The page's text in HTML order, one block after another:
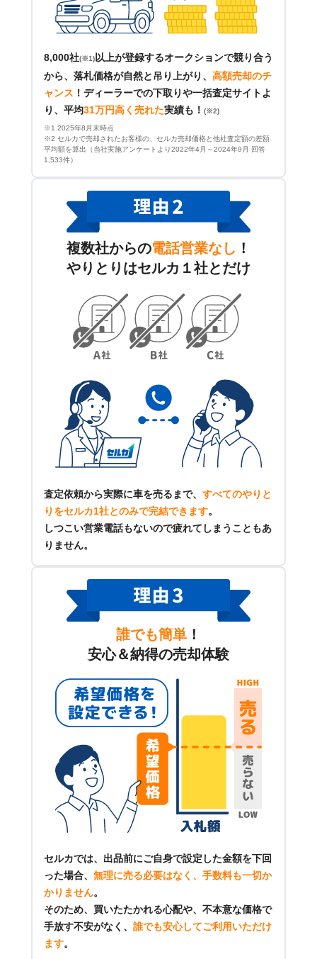
8,000社(※1) 以上が登録するオークションで競り合う
から、落札価格が自然と吊り上がり、 高額売却のチ
ャンス ！ ディーラーでの下取りや一括査定サイトよ
り、平均31万円高く売れた実績も！ (※2)
※1 2025年8月末時点
※2 セルカで売却されたお客様の、セルカ売却価格と他社査定額の差額
平均額を算出（当社実施アンケートより2022年4月～2024年9月 回答
1,533件）
複数社からの電話営業なし ！
やりとりはセルカ１社とだけ
査定依頼から実際に車を売るまで、 すべてのやりと
りをセルカ1社とのみで完結できます。
しつこい営業電話もないので疲れてしまうこともあ
りません。
誰でも簡単 ！
安心＆納得の売却体験
セルカでは、出品前にご自身で設定した金額を下回
った場合、 無理に売る必要はなく、手数料も一切か
かりません。
そのため、買いたたかれる心配や、不本意な価格で
手放す不安がなく、 誰でも安心してご利用いただけ
ます。